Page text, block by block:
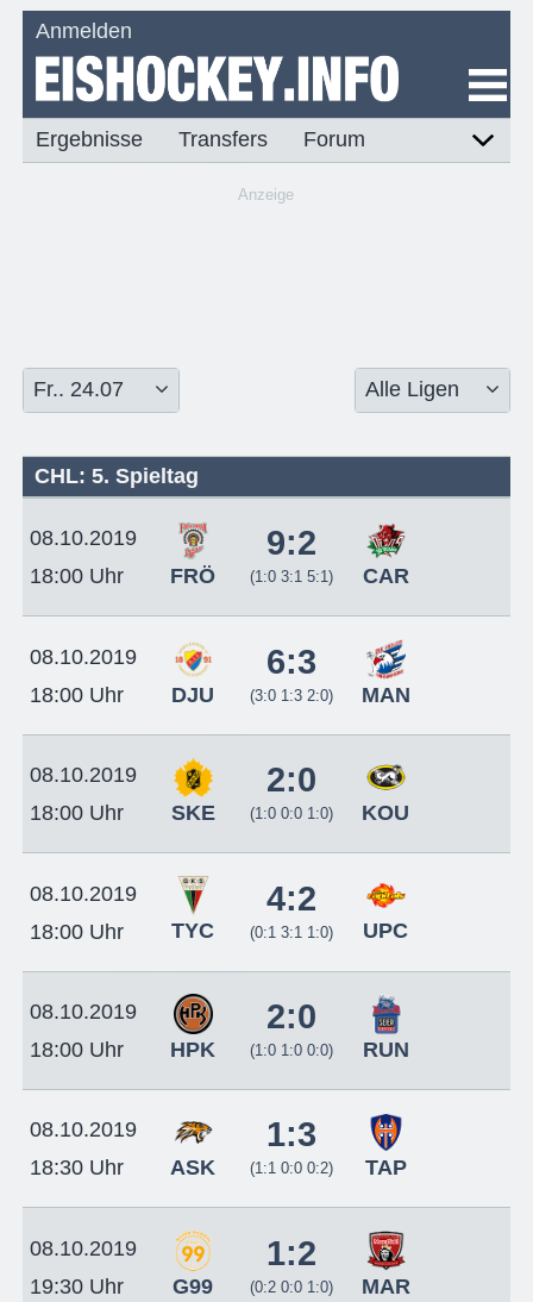
Anmelden
Ergebnisse Transfers Forum
Anzeige
CHL: 5. Spieltag
08.10.2019
18:00 Uhr
FRÖ
9:2
(1:0 3:1 5:1) CAR
08.10.2019
18:00 Uhr
DJU
6:3
(3:0 1:3 2:0) MAN
08.10.2019
18:00 Uhr
SKE
2:0
(1:0 0:0 1:0) KOU
08.10.2019
18:00 Uhr
TYC
4:2
(0:1 3:1 1:0) UPC
08.10.2019
18:00 Uhr
HPK
2:0
(1:0 1:0 0:0) RUN
08.10.2019
18:30 Uhr
ASK
1:3
(1:1 0:0 0:2) TAP
08.10.2019
19:30 Uhr
G99
1:2
(0:2 0:0 1:0) MAR